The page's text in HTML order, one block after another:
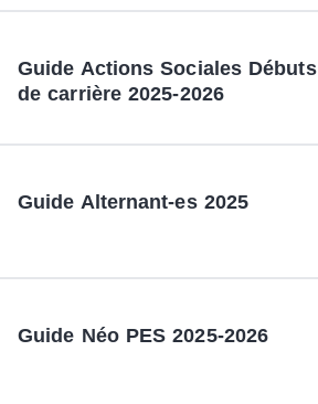
Guide Actions Sociales Débuts
de carrière 2025-2026
Guide Alternant-es 2025
Guide Néo PES 2025-2026